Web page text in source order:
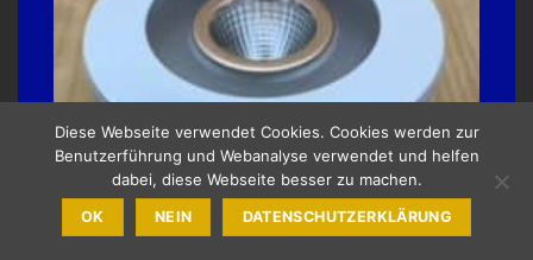
Diese Webseite verwendet Cookies. Cookies werden zur
Benutzerführung und Webanalyse verwendet und helfen
dabei, diese Webseite besser zu machen.
OK NEIN DATENSCHUTZERKLÄRUNG